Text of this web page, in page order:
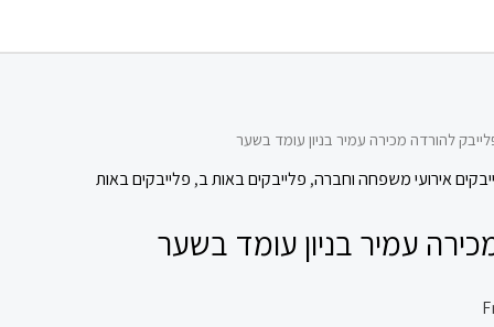
להורדה מכירה עמיר בניון עומד בשער
אירועי משפחה וחברה, פלייבקים באות ב, פלייבקים באות
עמיר בניון עומד בשער